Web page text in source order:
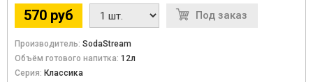
570 руб Под заказ
Производитель: SodaStream
Объём готового напитка: 12л
Серия: Классика